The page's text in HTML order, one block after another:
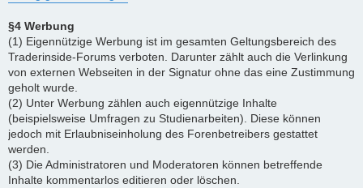
§4 Werbung
(1) Eigennützige Werbung ist im gesamten Geltungsbereich des
Traderinside-Forums verboten. Darunter zählt auch die Verlinkung
von externen Webseiten in der Signatur ohne das eine Zustimmung
geholt wurde.
(2) Unter Werbung zählen auch eigennützige Inhalte
(beispielsweise Umfragen zu Studienarbeiten). Diese können
jedoch mit Erlaubniseinholung des Forenbetreibers gestattet
werden.
(3) Die Administratoren und Moderatoren können betreffende
Inhalte kommentarlos editieren oder löschen.